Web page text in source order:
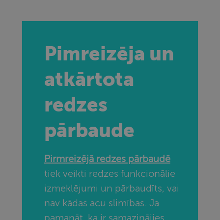
Pimreizēja un
atkārtota
redzes
pārbaude
Pirmreizējā redzes pārbaudē
tiek veikti redzes funkcionālie
izmeklējumi un pārbaudīts, vai
nav kādas acu slimības. Ja
Nosaukums
Nodrošinātājs/
Derīguma
termiņš
Apraksts
Meta Platform